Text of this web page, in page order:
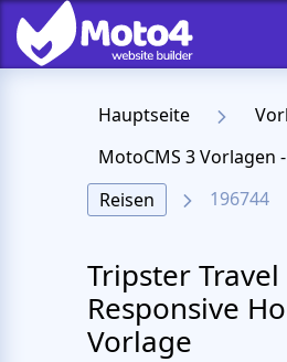
Hauptseite
Reisen
196744
Tripster Travel
Responsive
Vorlage